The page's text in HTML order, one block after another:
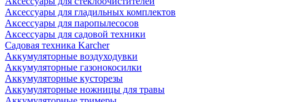
Аксессуары для гладильных комплектов
Аксессуары для паропылесосов
Аксессуары для садовой техники
Садовая техника Karcher
Аккумуляторные воздуходувки
Аккумуляторные газонокосилки
Аккумуляторные кусторезы
Аккумуляторные ножницы для травы